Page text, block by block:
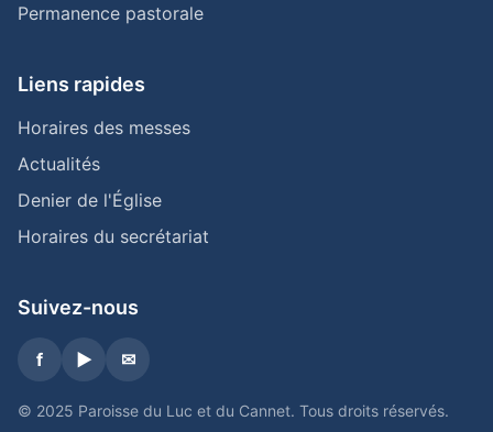
Permanence pastorale
Liens rapides
Horaires des messes
Actualités
Denier de l'Église
Horaires du secrétariat
Suivez-nous
f ▶ ✉
© 2025 Paroisse du Luc et du Cannet. Tous droits réservés.